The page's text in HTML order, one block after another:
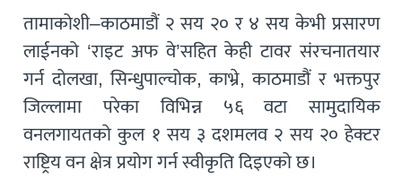
तामाकोशी–काठमाडौं २ सय २० र ४ सय केभी प्रसारण
लाईनको ‘राइट अफ वे’सहित केही टावर संरचनातयार
गर्न दोलखा, सिन्धुपाल्चोक, काभ्रे, काठमाडौं र भक्तपुर
जिल्लामा परेका विभिन्न ५६ वटा सामुदायिक
वनलगायतको कुल १ सय ३ दशमलव २ सय २० हेक्टर
राष्ट्रिय वन क्षेत्र प्रयोग गर्न स्वीकृति दिइएको छ।